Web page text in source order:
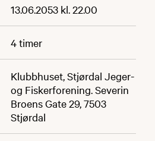
13.06.2053 kl. 22.00
4 timer
Klubbhuset, Stjørdal Jeger-
og Fiskerforening. Severin
Broens Gate 29, 7503
Stjørdal